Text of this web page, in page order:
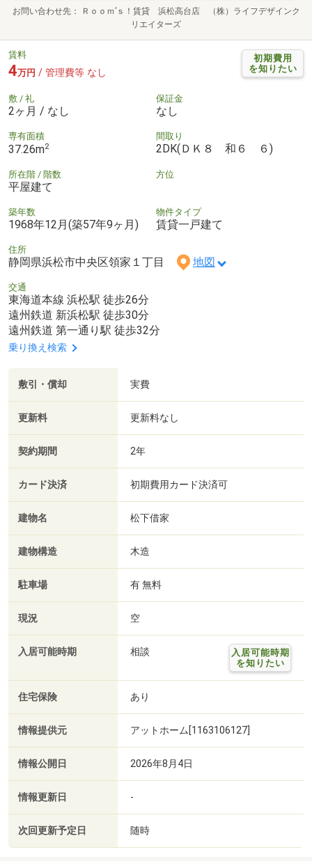
お問い合わせ先
Ｒｏｏｍ’ｓ！賃貸 浜松高台店 （株）ライフデザインク
リエイターズ
初期費用
を知りたい
賃料
4万円 / 管理費等 なし
敷 / 礼
2ヶ月 / なし
保証金
なし
専有面積
37.26m2
間取り
2DK(ＤＫ８ 和６ ６)
所在階 / 階数
平屋建て
方位
築年数
1968年12月(築57年9ヶ月)
物件タイプ
賃貸一戸建て
住所
静岡県浜松市中央区領家１丁目 地図
交通
東海道本線 浜松駅 徒歩26分
遠州鉄道 新浜松駅 徒歩30分
遠州鉄道 第一通り駅 徒歩32分
乗り換え検索
敷引・償却 実費
更新料 更新料なし
契約期間 2年
カード決済 初期費用カード決済可
建物名 松下借家
建物構造 木造
駐車場 有 無料
現況 空
入居可能時期 相談
入居可能時期
を知りたい
住宅保険 あり
情報提供元 アットホーム[1163106127]
情報公開日 2026年8月4日
情報更新日 -
次回更新予定日 随時